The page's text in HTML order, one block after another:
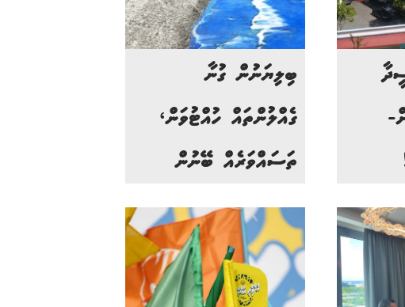
ބިލިޔަނުން ގުނާ
ގެއްލުންތައް ހުއްޓުވަން،
ތަސައްވަރެއް ބޭނުން